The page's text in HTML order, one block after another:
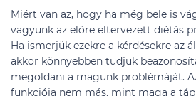
Miért van az, hogy ha még bele is
vagyunk az előre eltervezett diétás
Ha ismerjük ezekre a kérdésekre az
akkor könnyebben tudjuk
megoldani a magunk problémáját.
funkciója nem más, mint maga a